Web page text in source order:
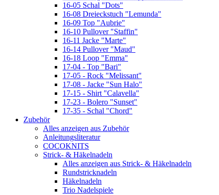
16-05 Schal "Dots"
16-08 Dreieckstuch "Lemunda"
16-09 Top "Aubrie"
16-10 Pullover "Staffin"
16-11 Jacke "Marte"
16-14 Pullover "Maud"
16-18 Loop "Emma"
17-04 - Top "Bari"
17-05 - Rock "Melissant"
17-08 - Jacke "Sun Halo"
17-15 - Shirt "Calavella"
17-23 - Bolero "Sunset"
17-35 - Schal "Chord"
Zubehör
Alles anzeigen aus Zubehör
Anleitungsliteratur
COCOKNITS
Strick- & Häkelnadeln
Alles anzeigen aus Strick- & Häkelnadeln
Rundstricknadeln
Häkelnadeln
Trio Nadelspiele